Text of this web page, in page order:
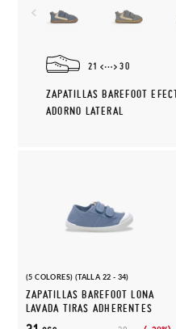
21 30
ZAPATILLAS BAREFOOT
ADORNO LATERAL
(5 COLORES) (TALLA 22 - 34)
ZAPATILLAS BAREFOOT LONA
LAVADA TIRAS ADHERENTES